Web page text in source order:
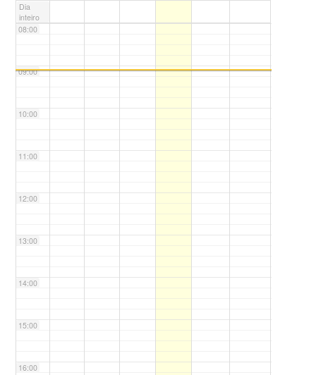
Dia
inteiro
08:00
09:00
10:00
11:00
12:00
13:00
14:00
15:00
16:00